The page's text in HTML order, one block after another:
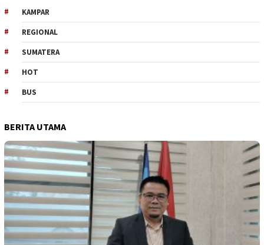
KAMPAR
REGIONAL
SUMATERA
HOT
BUS
BERITA UTAMA